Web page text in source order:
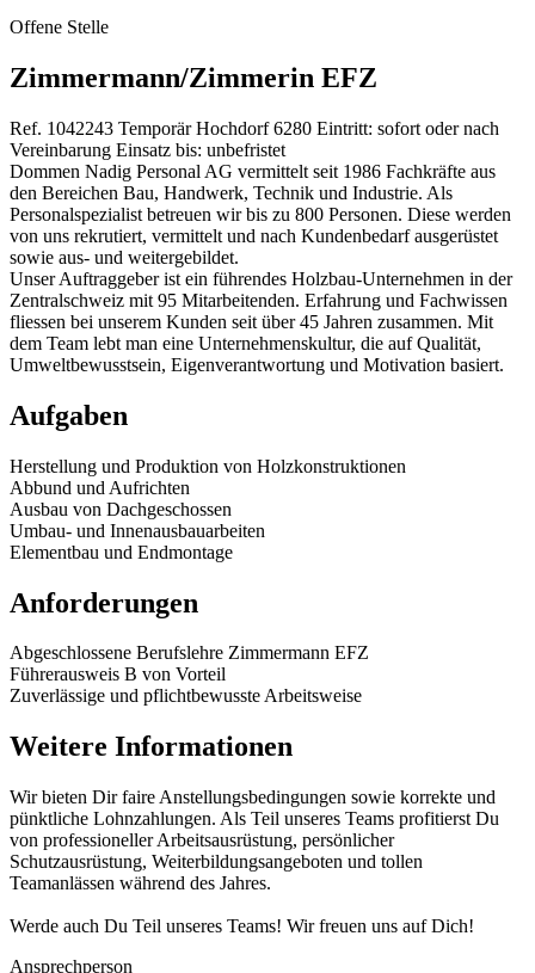
Offene Stelle
Zimmermann/Zimmerin EFZ
Ref. 1042243 Temporär Hochdorf 6280 Eintritt: sofort oder nach
Vereinbarung Einsatz bis: unbefristet
Dommen Nadig Personal AG vermittelt seit 1986 Fachkräfte aus
den Bereichen Bau, Handwerk, Technik und Industrie. Als
Personalspezialist betreuen wir bis zu 800 Personen. Diese werden
von uns rekrutiert, vermittelt und nach Kundenbedarf ausgerüstet
sowie aus- und weitergebildet.
Unser Auftraggeber ist ein führendes Holzbau-Unternehmen in der
Zentralschweiz mit 95 Mitarbeitenden. Erfahrung und Fachwissen
fliessen bei unserem Kunden seit über 45 Jahren zusammen. Mit
dem Team lebt man eine Unternehmenskultur, die auf Qualität,
Umweltbewusstsein, Eigenverantwortung und Motivation basiert.
Aufgaben
Herstellung und Produktion von Holzkonstruktionen
Abbund und Aufrichten
Ausbau von Dachgeschossen
Umbau- und Innenausbauarbeiten
Elementbau und Endmontage
Anforderungen
Abgeschlossene Berufslehre Zimmermann EFZ
Führerausweis B von Vorteil
Zuverlässige und pflichtbewusste Arbeitsweise
Weitere Informationen
Wir bieten Dir faire Anstellungsbedingungen sowie korrekte und
pünktliche Lohnzahlungen. Als Teil unseres Teams profitierst Du
von professioneller Arbeitsausrüstung, persönlicher
Schutzausrüstung, Weiterbildungsangeboten und tollen
Teamanlässen während des Jahres.
Werde auch Du Teil unseres Teams! Wir freuen uns auf Dich!
Ansprechperson